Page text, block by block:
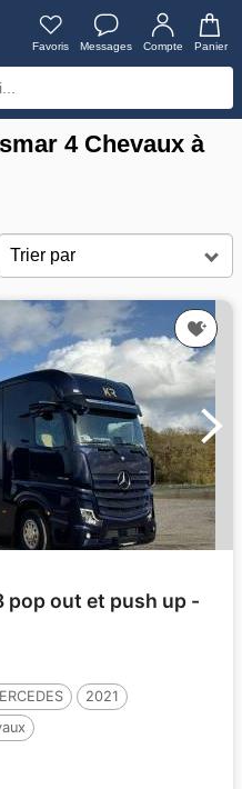
Favoris Messages Compte Panier
4 Chevaux à
pop out et push up -
2021